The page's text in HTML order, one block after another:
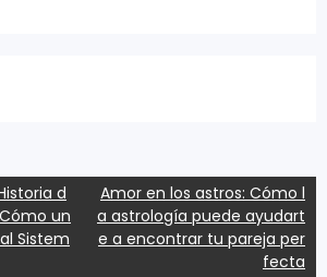
d
un
Sistem
Amor en los astros: Cómo l
a astrología puede ayudart
e a encontrar tu pareja per
fecta